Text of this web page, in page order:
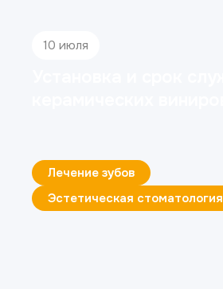
10 июля
Лечение зубов
Эстетическая стоматология